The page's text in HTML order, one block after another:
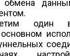
обмена
один